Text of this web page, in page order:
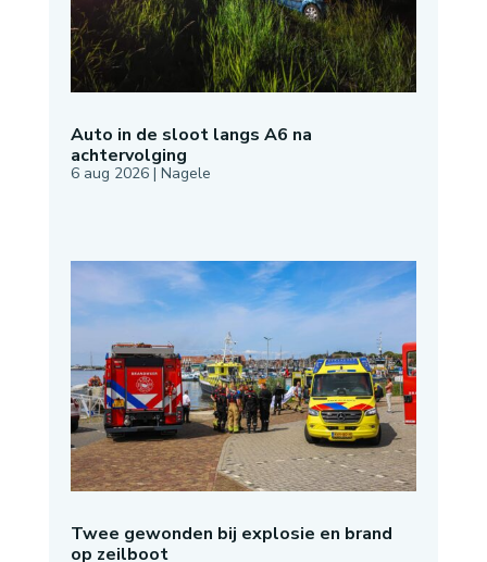
Auto in de sloot langs A6 na
achtervolging
6 aug 2026| Nagele
Twee gewonden bij explosie en brand
op zeilboot